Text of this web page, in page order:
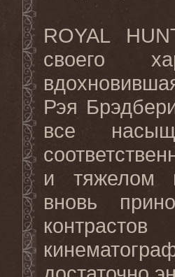
ROYAL
своего
Рэя
все
и тяжелом
вновь